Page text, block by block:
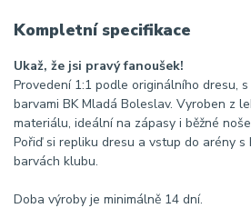
Kompletní specifikace
Ukaž, že jsi pravý fanoušek!
Provedení 1:1 podle originálního dresu,
barvami BK Mladá Boleslav. Vyroben z
materiálu, ideální na zápasy i běžné
Pořiď si repliku dresu a vstup do arény s
barvách klubu.
Doba výroby je minimálně 14 dní.